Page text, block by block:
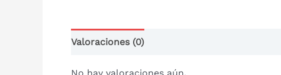
Valoraciones (0)